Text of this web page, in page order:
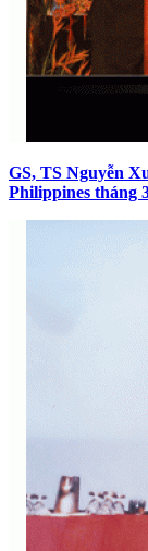
GS, TS Nguyễn
Philippines tháng